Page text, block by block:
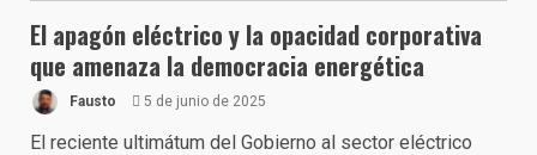
El apagón eléctrico y la opacidad corporativa
que amenaza la democracia energética
Fausto 5 de junio de 2025
El reciente ultimátum del Gobierno al sector eléctrico